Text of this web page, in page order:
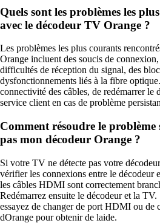
Quels sont les problèmes les
avec le décodeur TV Orange ?
Les problèmes les plus courants
Orange incluent des soucis de
difficultés de réception du signal, des
dysfonctionnements liés à la fibre
connectivité des câbles, de redémarrer le
service client en cas de problème
Comment résoudre le problème
pas mon décodeur Orange ?
Si votre TV ne détecte pas votre
vérifier les connexions entre le décodeur
les câbles HDMI sont correctement
Redémarrez ensuite le décodeur et la
essayez de changer de port HDMI ou de
dOrange pour obtenir de laide.